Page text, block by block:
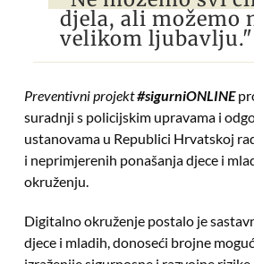
djela, ali možemo
velikom ljubavlju."
Preventivni projekt#sigurniONLINE
suradnji s policijskim upravama i
ustanovama u Republici Hrvatskoj
i neprimjerenih ponašanja djece i
okruženju.
Digitalno okruženje postalo je
djece i mladih, donoseći brojne